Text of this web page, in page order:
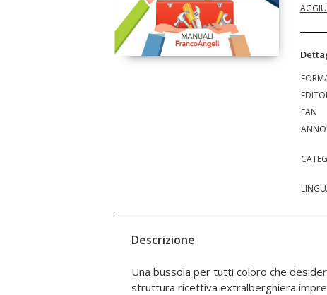
EAN
Descrizione
Una bussola per tutti coloro che
struttura ricettiva extralberghiera
base per avviare l'attività e gestirla